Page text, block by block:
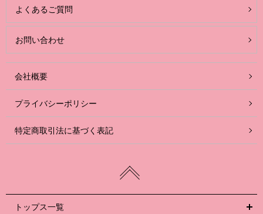
よくあるご質問
お問い合わせ
会社概要
プライバシーポリシー
特定商取引法に基づく表記
トップス一覧